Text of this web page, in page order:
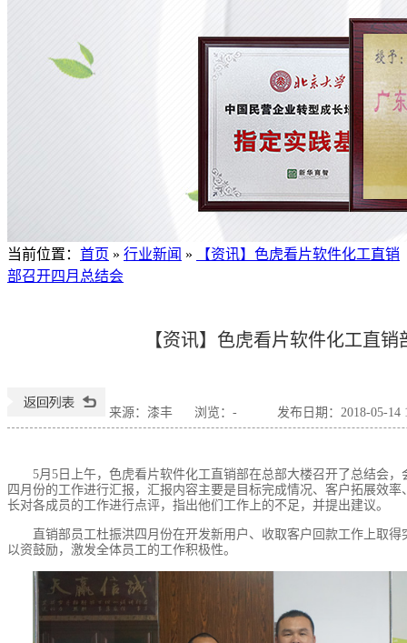
当前位置 ： 首页 » 行业新闻 »
【资讯】色虎看片软件化工直销
部召开四月总结会
【资讯】色虎看片软件化工直
来源：漆丰 浏览： - 发布日期：2018-05-14
5月5日上午，色虎看片软件化工直销部在总部大楼召开了总结会
四月份的工作进行汇报，汇报内容主要是目标完成情况、客户拓展效
长对各成员的工作进行点评，指出他们工作上的不足，并提出建议。
直销部员工杜振洪四月份在开发新用户、收取客户回款工作上取得
以资鼓励，激发全体员工的工作积极性。